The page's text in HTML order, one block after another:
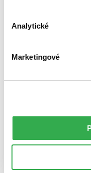
Analytické
Marketingové
Bestsellery
Najdrahšie
Najlacnejšie
dostupné
Chcete